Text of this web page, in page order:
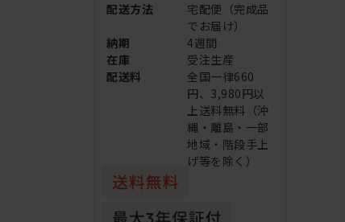
配送方法
宅配便（完成品
でお届け）
納期
4週間
在庫
受注生産
配送料
全国一律660
円、3,980円以
上送料無料（沖
縄・離島・一部
地域・階段手上
げ等を除く）